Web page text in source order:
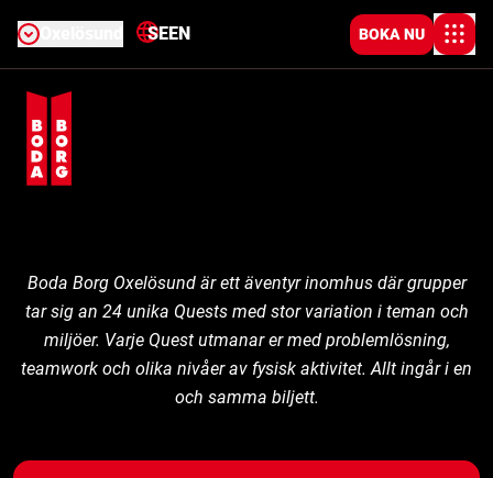
SEEN BOKA NU
Boda Borg Oxelösund är ett äventyr inomhus där grupper
tar sig an 24 unika Quests med stor variation i teman och
miljöer. Varje Quest utmanar er med problemlösning,
teamwork och olika nivåer av fysisk aktivitet. Allt ingår i en
och samma biljett.